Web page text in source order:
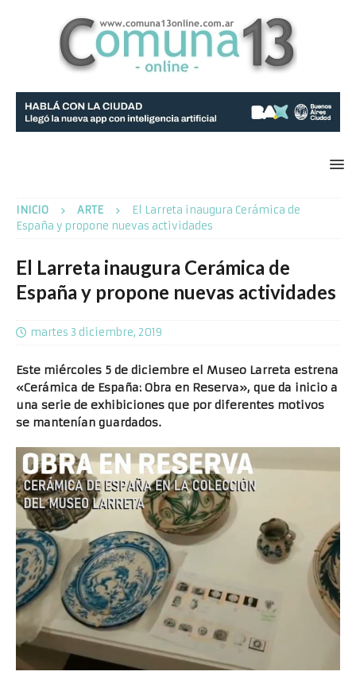
INICIO ARTE
El Larreta inaugura Cerámica de
España y propone nuevas actividades
El Larreta inaugura Cerámica de
España y propone nuevas actividades
martes 3 diciembre, 2019
Este miércoles 5 de diciembre el Museo Larreta estrena
«Cerámica de España: Obra en Reserva», que da inicio a
una serie de exhibiciones que por diferentes motivos
se mantenían guardados.